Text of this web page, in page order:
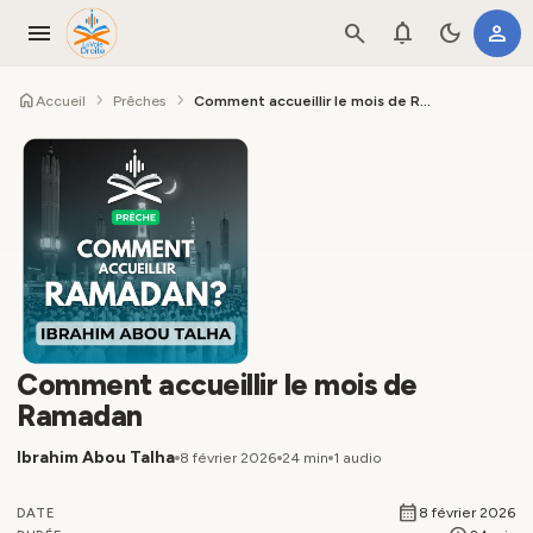
menu search notifications dark_mode person
homeAccueil chevron_right Prêches chevron_right
Comment accueillir le mois de
Ramadan
Ibrahim Abou Talha 8 février 2026 24 min 1 audio
DATE calendar_month 8 février 2026